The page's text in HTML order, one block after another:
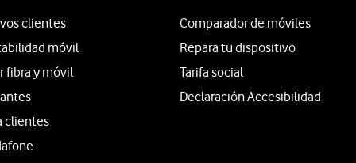
clientes
móvil
fibra y móvil
clientes
Comparador de móviles
Repara tu dispositivo
Tarifa social
Declaración Accesibilidad